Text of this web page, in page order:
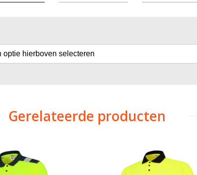
optie hierboven selecteren
Gerelateerde producten